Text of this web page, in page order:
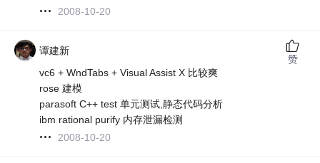
2008-10-20
谭建新
vc6 + WndTabs + Visual Assist X 比较爽
rose 建模
parasoft C++ test 单元测试,静态代码分析
ibm rational purify 内存泄漏检测
2008-10-20
赞